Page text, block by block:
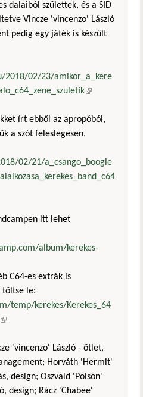
dalaiból születtek, és a SID
Vincze 'vincenzo' László
pedig egy játék is készült
2018/02/23/amikor_a_kere
(külső
írt ebből az apropóból,
a szót feleslegesen,
02/21/a_csango_boogie
hivatkozás)
itt lehet
album/kerekes-
hivatkozás)
C64-es extrák is
töltse le:
temp/kerekes/Kerekes_64
(külső hivatkozás)
'vincenzo' László - ötlet,
Horváth 'Hermit'
design; Oszvald 'Poison'
design; Rácz 'Chabee'